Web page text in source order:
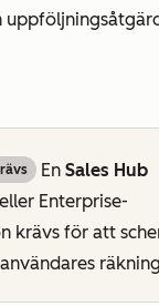
En Sales Hub
eller Enterprise-
krävs för att